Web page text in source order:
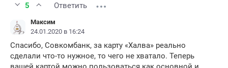
5
Ответить
Максим
24.01.2020 в 16:24
Спасибо, Совкомбанк, за карту «Халва» реально
сделали что-то нужное, то чего не хватало. Теперь